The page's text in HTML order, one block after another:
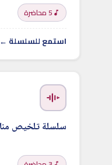
5 محاضرة
استمع للسلسلة ←
سلسلة تلخيص